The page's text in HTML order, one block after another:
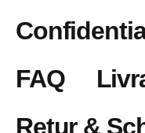
FAQ
Retur &